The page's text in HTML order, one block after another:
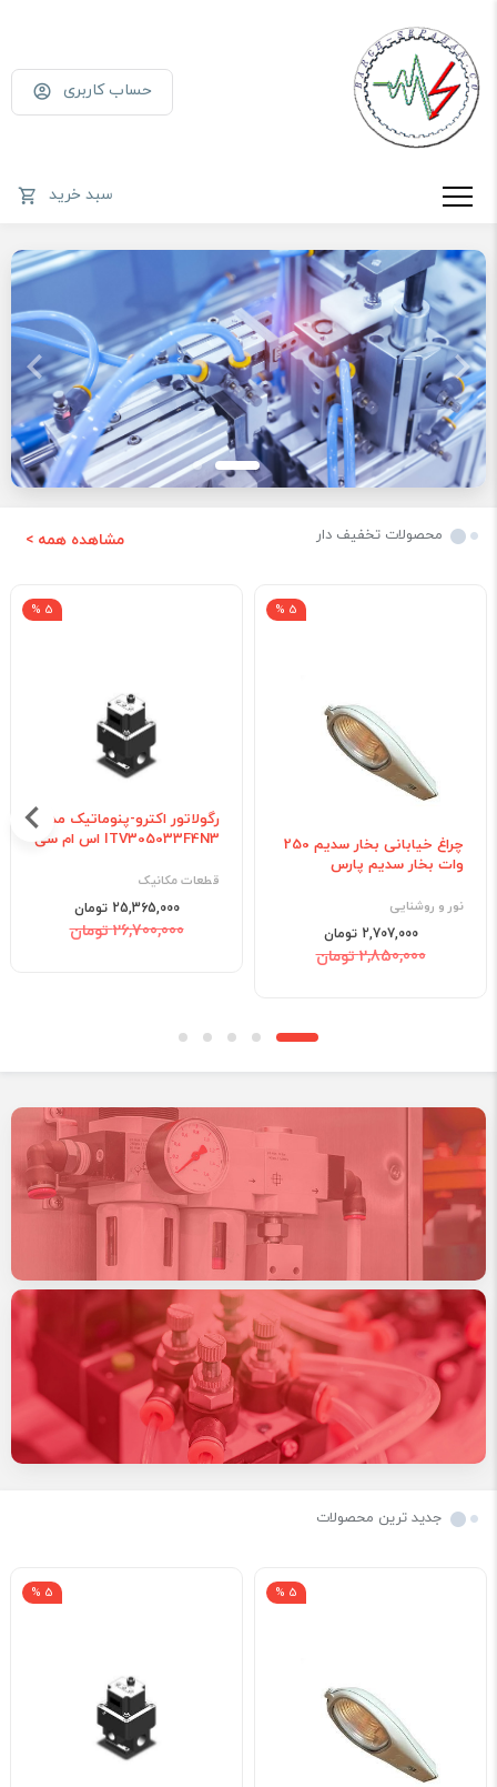
حساب کاربری
سبد خرید
محصولات تخفیف دار مشاهده همه >
5 %
چراغ خیابانی بخار سدیم 250
وات بخار سدیم پارس
نور و روشنایی
2,707,000 تومان
2,850,000 تومان
5 %
رگولاتور اکترو-پنوماتیک مدل
ITV305033F4N3 اس ام سی
قطعات مکانیک
25,365,000 تومان
26,700,000 تومان
جدید ترین محصولات
5 %
5 %